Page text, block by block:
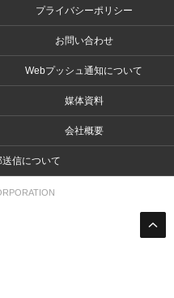
プライバシーポリシー
お問い合わせ
Webプッシュ通知について
媒体資料
会社概要
信について